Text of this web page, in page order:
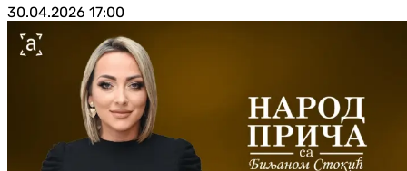
30.04.2026 17:00